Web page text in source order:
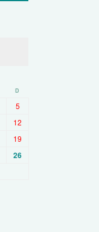
D
5
12
19
26